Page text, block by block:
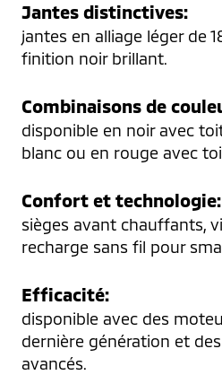
Jantes distinctives:
jantes en alliage léger de
finition noir brillant.
Combinaisons de
disponible en noir avec
blanc ou en rouge avec
Confort et technologie:
sièges avant chauffants,
recharge sans fil pour
Efficacité:
disponible avec des
dernière génération et
avancés.